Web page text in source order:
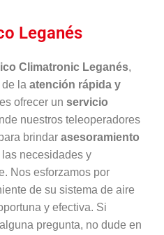
Leganés
Climatronic Leganés,
la atención rápida y
ofrecer un servicio
nuestros teleoperadores
brindar asesoramiento
necesidades y
Nos esforzamos por
de su sistema de aire
y efectiva. Si
pregunta, no dude en